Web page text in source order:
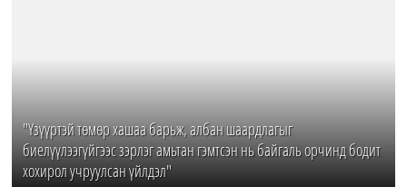
"Үзүүртэй төмөр хашаа барьж, албан шаардлагыг
биелүүлээгүйгээс зэрлэг амьтан гэмтсэн нь байгаль орчинд бодит
хохирол учруулсан үйлдэл"